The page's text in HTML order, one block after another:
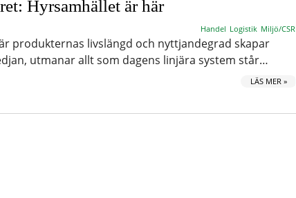
Hyrsamhället är här
Handel Logistik Miljö/CSR
produkternas livslängd och nyttjandegrad skapar
utmanar allt som dagens linjära system står…
LÄS MER »